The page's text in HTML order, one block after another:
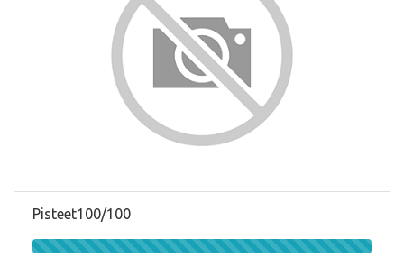
Pisteet100/100